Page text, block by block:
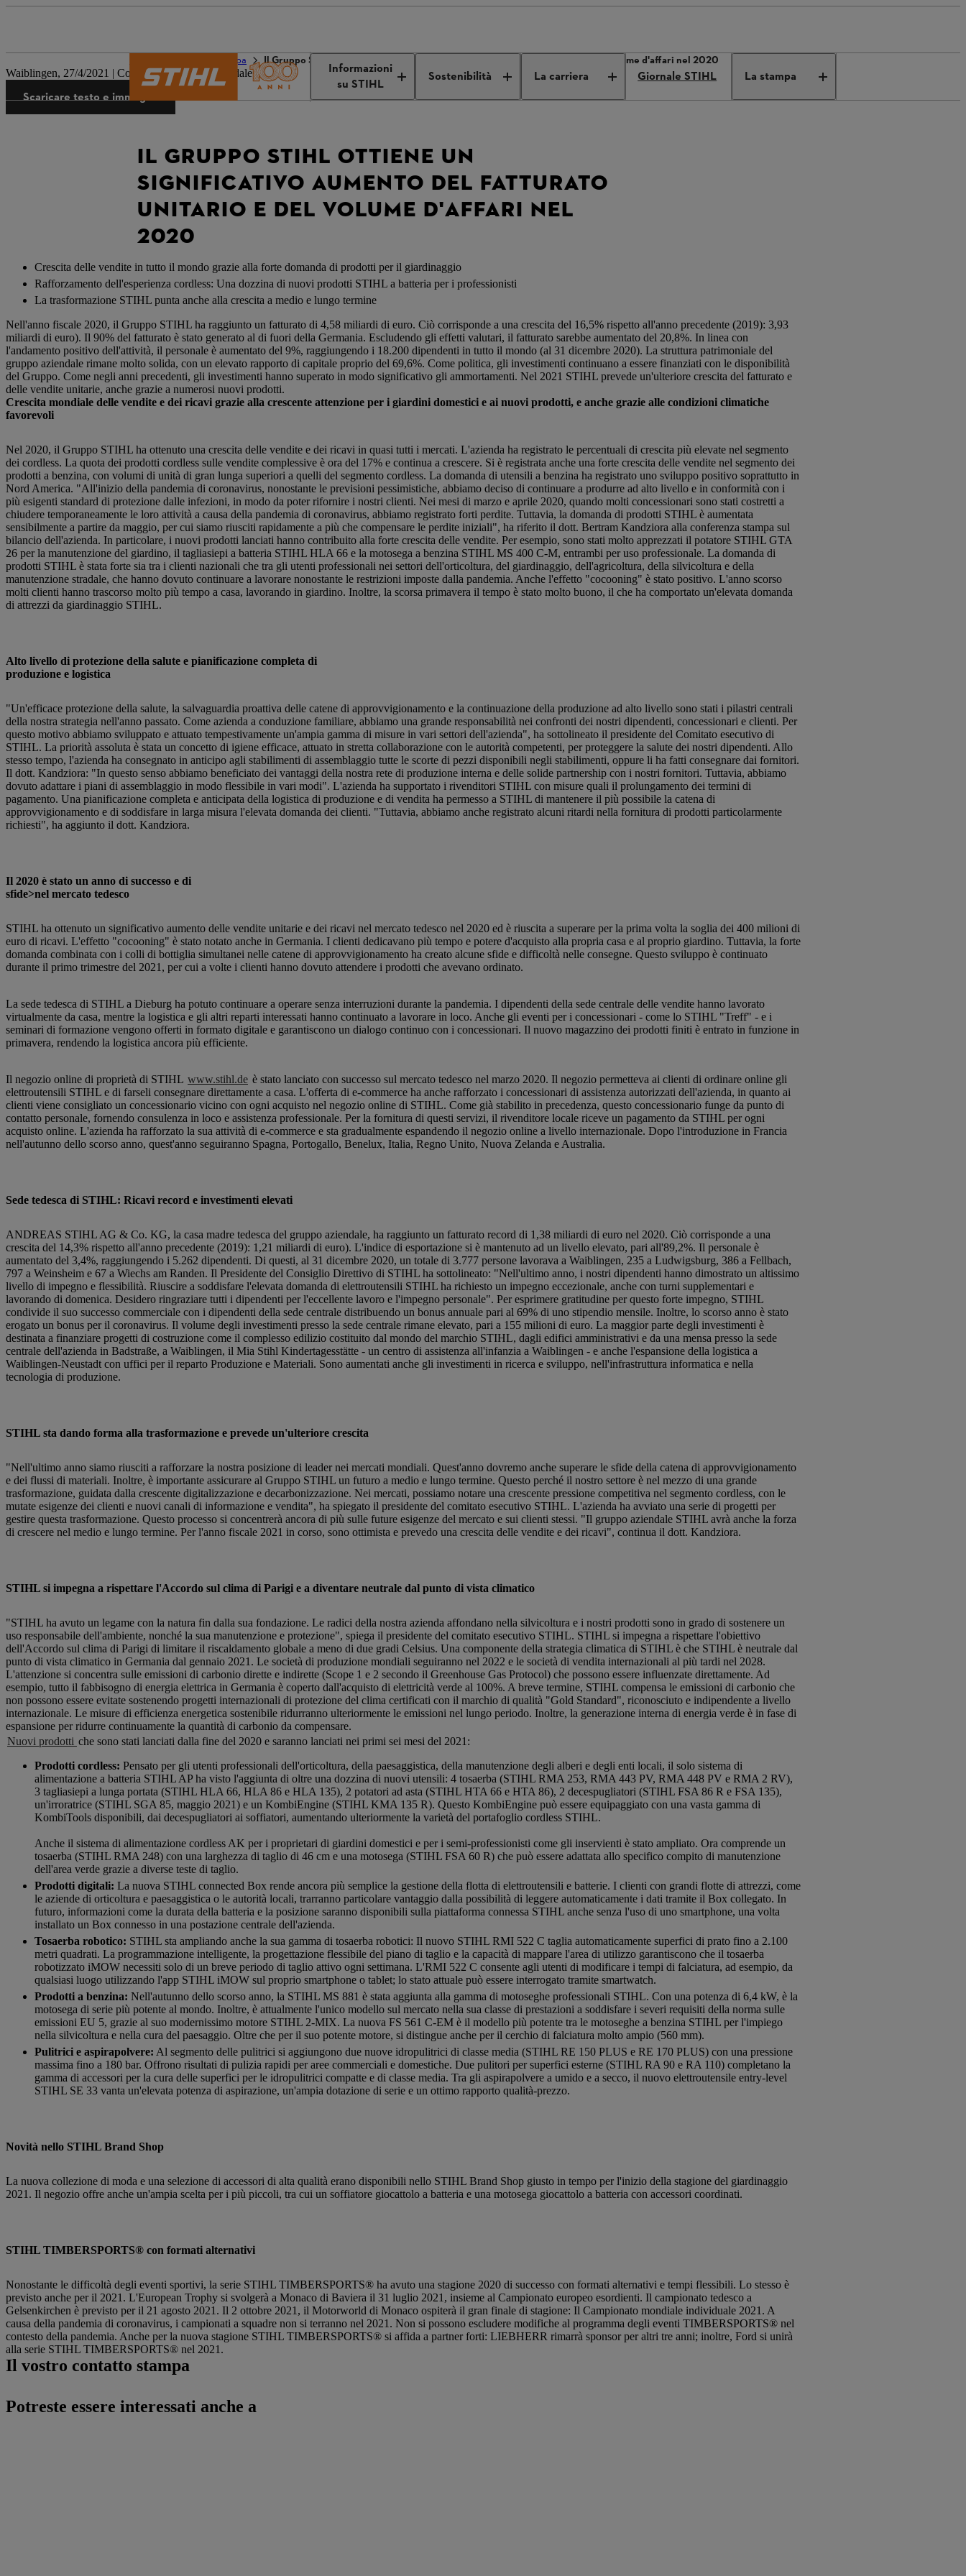
Informazioni
su STIHL
Sostenibilità La carriera Giornale STIHL La stampa
Stampa Il Gruppo STIHL ottiene un significativo aumento del fatturato unitario e del volume d'affari nel 2020
Waiblingen, 27/4/2021 | Comunicato stampa aziendale
Scaricare testo e immagini
IL GRUPPO STIHL OTTIENE UN
SIGNIFICATIVO AUMENTO DEL FATTURATO
UNITARIO E DEL VOLUME D'AFFARI NEL
2020
Crescita delle vendite in tutto il mondo grazie alla forte domanda di prodotti per il giardinaggio
Rafforzamento dell'esperienza cordless: Una dozzina di nuovi prodotti STIHL a batteria per i professionisti
La trasformazione STIHL punta anche alla crescita a medio e lungo termine
Nell'anno fiscale 2020, il Gruppo STIHL ha raggiunto un fatturato di 4,58 miliardi di euro. Ciò corrisponde a una crescita del 16,5% rispetto all'anno precedente (2019): 3,93
miliardi di euro). Il 90% del fatturato è stato generato al di fuori della Germania. Escludendo gli effetti valutari, il fatturato sarebbe aumentato del 20,8%. In linea con
l'andamento positivo dell'attività, il personale è aumentato del 9%, raggiungendo i 18.200 dipendenti in tutto il mondo (al 31 dicembre 2020). La struttura patrimoniale del
gruppo aziendale rimane molto solida, con un elevato rapporto di capitale proprio del 69,6%. Come politica, gli investimenti continuano a essere finanziati con le disponibilità
del Gruppo. Come negli anni precedenti, gli investimenti hanno superato in modo significativo gli ammortamenti. Nel 2021 STIHL prevede un'ulteriore crescita del fatturato e
delle vendite unitarie, anche grazie a numerosi nuovi prodotti.
Crescita mondiale delle vendite e dei ricavi grazie alla crescente attenzione per i giardini domestici e ai nuovi prodotti, e anche grazie alle condizioni climatiche
favorevoli
Nel 2020, il Gruppo STIHL ha ottenuto una crescita delle vendite e dei ricavi in quasi tutti i mercati. L'azienda ha registrato le percentuali di crescita più elevate nel segmento
dei cordless. La quota dei prodotti cordless sulle vendite complessive è ora del 17% e continua a crescere. Si è registrata anche una forte crescita delle vendite nel segmento dei
prodotti a benzina, con volumi di unità di gran lunga superiori a quelli del segmento cordless. La domanda di utensili a benzina ha registrato uno sviluppo positivo soprattutto in
Nord America. "All'inizio della pandemia di coronavirus, nonostante le previsioni pessimistiche, abbiamo deciso di continuare a produrre ad alto livello e in conformità con i
più esigenti standard di protezione dalle infezioni, in modo da poter rifornire i nostri clienti. Nei mesi di marzo e aprile 2020, quando molti concessionari sono stati costretti a
chiudere temporaneamente le loro attività a causa della pandemia di coronavirus, abbiamo registrato forti perdite. Tuttavia, la domanda di prodotti STIHL è aumentata
sensibilmente a partire da maggio, per cui siamo riusciti rapidamente a più che compensare le perdite iniziali", ha riferito il dott. Bertram Kandziora alla conferenza stampa sul
bilancio dell'azienda. In particolare, i nuovi prodotti lanciati hanno contribuito alla forte crescita delle vendite. Per esempio, sono stati molto apprezzati il potatore STIHL GTA
26 per la manutenzione del giardino, il tagliasiepi a batteria STIHL HLA 66 e la motosega a benzina STIHL MS 400 C-M, entrambi per uso professionale. La domanda di
prodotti STIHL è stata forte sia tra i clienti nazionali che tra gli utenti professionali nei settori dell'orticoltura, del giardinaggio, dell'agricoltura, della silvicoltura e della
manutenzione stradale, che hanno dovuto continuare a lavorare nonostante le restrizioni imposte dalla pandemia. Anche l'effetto "cocooning" è stato positivo. L'anno scorso
molti clienti hanno trascorso molto più tempo a casa, lavorando in giardino. Inoltre, la scorsa primavera il tempo è stato molto buono, il che ha comportato un'elevata domanda
di attrezzi da giardinaggio STIHL.
Alto livello di protezione della salute e pianificazione completa di
produzione e logistica
"Un'efficace protezione della salute, la salvaguardia proattiva delle catene di approvvigionamento e la continuazione della produzione ad alto livello sono stati i pilastri centrali
della nostra strategia nell'anno passato. Come azienda a conduzione familiare, abbiamo una grande responsabilità nei confronti dei nostri dipendenti, concessionari e clienti. Per
questo motivo abbiamo sviluppato e attuato tempestivamente un'ampia gamma di misure in vari settori dell'azienda", ha sottolineato il presidente del Comitato esecutivo di
STIHL. La priorità assoluta è stata un concetto di igiene efficace, attuato in stretta collaborazione con le autorità competenti, per proteggere la salute dei nostri dipendenti. Allo
stesso tempo, l'azienda ha consegnato in anticipo agli stabilimenti di assemblaggio tutte le scorte di pezzi disponibili negli stabilimenti, oppure li ha fatti consegnare dai fornitori.
Il dott. Kandziora: "In questo senso abbiamo beneficiato dei vantaggi della nostra rete di produzione interna e delle solide partnership con i nostri fornitori. Tuttavia, abbiamo
dovuto adattare i piani di assemblaggio in modo flessibile in vari modi". L'azienda ha supportato i rivenditori STIHL con misure quali il prolungamento dei termini di
pagamento. Una pianificazione completa e anticipata della logistica di produzione e di vendita ha permesso a STIHL di mantenere il più possibile la catena di
approvvigionamento e di soddisfare in larga misura l'elevata domanda dei clienti. "Tuttavia, abbiamo anche registrato alcuni ritardi nella fornitura di prodotti particolarmente
richiesti", ha aggiunto il dott. Kandziora.
Il 2020 è stato un anno di successo e di
sfide>nel mercato tedesco
STIHL ha ottenuto un significativo aumento delle vendite unitarie e dei ricavi nel mercato tedesco nel 2020 ed è riuscita a superare per la prima volta la soglia dei 400 milioni di
euro di ricavi. L'effetto "cocooning" è stato notato anche in Germania. I clienti dedicavano più tempo e potere d'acquisto alla propria casa e al proprio giardino. Tuttavia, la forte
domanda combinata con i colli di bottiglia simultanei nelle catene di approvvigionamento ha creato alcune sfide e difficoltà nelle consegne. Questo sviluppo è continuato
durante il primo trimestre del 2021, per cui a volte i clienti hanno dovuto attendere i prodotti che avevano ordinato.
La sede tedesca di STIHL a Dieburg ha potuto continuare a operare senza interruzioni durante la pandemia. I dipendenti della sede centrale delle vendite hanno lavorato
virtualmente da casa, mentre la logistica e gli altri reparti interessati hanno continuato a lavorare in loco. Anche gli eventi per i concessionari - come lo STIHL "Treff" - e i
seminari di formazione vengono offerti in formato digitale e garantiscono un dialogo continuo con i concessionari. Il nuovo magazzino dei prodotti finiti è entrato in funzione in
primavera, rendendo la logistica ancora più efficiente.
Il negozio online di proprietà di STIHL www.stihl.de è stato lanciato con successo sul mercato tedesco nel marzo 2020. Il negozio permetteva ai clienti di ordinare online gli
elettroutensili STIHL e di farseli consegnare direttamente a casa. L'offerta di e-commerce ha anche rafforzato i concessionari di assistenza autorizzati dell'azienda, in quanto ai
clienti viene consigliato un concessionario vicino con ogni acquisto nel negozio online di STIHL. Come già stabilito in precedenza, questo concessionario funge da punto di
contatto personale, fornendo consulenza in loco e assistenza professionale. Per la fornitura di questi servizi, il rivenditore locale riceve un pagamento da STIHL per ogni
acquisto online. L'azienda ha rafforzato la sua attività di e-commerce e sta gradualmente espandendo il negozio online a livello internazionale. Dopo l'introduzione in Francia
nell'autunno dello scorso anno, quest'anno seguiranno Spagna, Portogallo, Benelux, Italia, Regno Unito, Nuova Zelanda e Australia.
Sede tedesca di STIHL: Ricavi record e investimenti elevati
ANDREAS STIHL AG & Co. KG, la casa madre tedesca del gruppo aziendale, ha raggiunto un fatturato record di 1,38 miliardi di euro nel 2020. Ciò corrisponde a una
crescita del 14,3% rispetto all'anno precedente (2019): 1,21 miliardi di euro). L'indice di esportazione si è mantenuto ad un livello elevato, pari all'89,2%. Il personale è
aumentato del 3,4%, raggiungendo i 5.262 dipendenti. Di questi, al 31 dicembre 2020, un totale di 3.777 persone lavorava a Waiblingen, 235 a Ludwigsburg, 386 a Fellbach,
797 a Weinsheim e 67 a Wiechs am Randen. Il Presidente del Consiglio Direttivo di STIHL ha sottolineato: "Nell'ultimo anno, i nostri dipendenti hanno dimostrato un altissimo
livello di impegno e flessibilità. Riuscire a soddisfare l'elevata domanda di elettroutensili STIHL ha richiesto un impegno eccezionale, anche con turni supplementari e
lavorando di domenica. Desidero ringraziare tutti i dipendenti per l'eccellente lavoro e l'impegno personale". Per esprimere gratitudine per questo forte impegno, STIHL
condivide il suo successo commerciale con i dipendenti della sede centrale distribuendo un bonus annuale pari al 69% di uno stipendio mensile. Inoltre, lo scorso anno è stato
erogato un bonus per il coronavirus. Il volume degli investimenti presso la sede centrale rimane elevato, pari a 155 milioni di euro. La maggior parte degli investimenti è
destinata a finanziare progetti di costruzione come il complesso edilizio costituito dal mondo del marchio STIHL, dagli edifici amministrativi e da una mensa presso la sede
centrale dell'azienda in Badstraße, a Waiblingen, il Mia Stihl Kindertagesstätte - un centro di assistenza all'infanzia a Waiblingen - e anche l'espansione della logistica a
Waiblingen-Neustadt con uffici per il reparto Produzione e Materiali. Sono aumentati anche gli investimenti in ricerca e sviluppo, nell'infrastruttura informatica e nella
tecnologia di produzione.
STIHL sta dando forma alla trasformazione e prevede un'ulteriore crescita
"Nell'ultimo anno siamo riusciti a rafforzare la nostra posizione di leader nei mercati mondiali. Quest'anno dovremo anche superare le sfide della catena di approvvigionamento
e dei flussi di materiali. Inoltre, è importante assicurare al Gruppo STIHL un futuro a medio e lungo termine. Questo perché il nostro settore è nel mezzo di una grande
trasformazione, guidata dalla crescente digitalizzazione e decarbonizzazione. Nei mercati, possiamo notare una crescente pressione competitiva nel segmento cordless, con le
mutate esigenze dei clienti e nuovi canali di informazione e vendita", ha spiegato il presidente del comitato esecutivo STIHL. L'azienda ha avviato una serie di progetti per
gestire questa trasformazione. Questo processo si concentrerà ancora di più sulle future esigenze del mercato e sui clienti stessi. "Il gruppo aziendale STIHL avrà anche la forza
di crescere nel medio e lungo termine. Per l'anno fiscale 2021 in corso, sono ottimista e prevedo una crescita delle vendite e dei ricavi", continua il dott. Kandziora.
STIHL si impegna a rispettare l'Accordo sul clima di Parigi e a diventare neutrale dal punto di vista climatico
"STIHL ha avuto un legame con la natura fin dalla sua fondazione. Le radici della nostra azienda affondano nella silvicoltura e i nostri prodotti sono in grado di sostenere un
uso responsabile dell'ambiente, nonché la sua manutenzione e protezione", spiega il presidente del comitato esecutivo STIHL. STIHL si impegna a rispettare l'obiettivo
dell'Accordo sul clima di Parigi di limitare il riscaldamento globale a meno di due gradi Celsius. Una componente della strategia climatica di STIHL è che STIHL è neutrale dal
punto di vista climatico in Germania dal gennaio 2021. Le società di produzione mondiali seguiranno nel 2022 e le società di vendita internazionali al più tardi nel 2028.
L'attenzione si concentra sulle emissioni di carbonio dirette e indirette (Scope 1 e 2 secondo il Greenhouse Gas Protocol) che possono essere influenzate direttamente. Ad
esempio, tutto il fabbisogno di energia elettrica in Germania è coperto dall'acquisto di elettricità verde al 100%. A breve termine, STIHL compensa le emissioni di carbonio che
non possono essere evitate sostenendo progetti internazionali di protezione del clima certificati con il marchio di qualità "Gold Standard", riconosciuto e indipendente a livello
internazionale. Le misure di efficienza energetica sostenibile ridurranno ulteriormente le emissioni nel lungo periodo. Inoltre, la generazione interna di energia verde è in fase di
espansione per ridurre continuamente la quantità di carbonio da compensare.
Nuovi prodotti che sono stati lanciati dalla fine del 2020 e saranno lanciati nei primi sei mesi del 2021:
Prodotti cordless: Pensato per gli utenti professionali dell'orticoltura, della paesaggistica, della manutenzione degli alberi e degli enti locali, il solo sistema di
alimentazione a batteria STIHL AP ha visto l'aggiunta di oltre una dozzina di nuovi utensili: 4 tosaerba (STIHL RMA 253, RMA 443 PV, RMA 448 PV e RMA 2 RV),
3 tagliasiepi a lunga portata (STIHL HLA 66, HLA 86 e HLA 135), 2 potatori ad asta (STIHL HTA 66 e HTA 86), 2 decespugliatori (STIHL FSA 86 R e FSA 135),
un'irroratrice (STIHL SGA 85, maggio 2021) e un KombiEngine (STIHL KMA 135 R). Questo KombiEngine può essere equipaggiato con una vasta gamma di
KombiTools disponibili, dai decespugliatori ai soffiatori, aumentando ulteriormente la varietà del portafoglio cordless STIHL.
Anche il sistema di alimentazione cordless AK per i proprietari di giardini domestici e per i semi-professionisti come gli inservienti è stato ampliato. Ora comprende un
tosaerba (STIHL RMA 248) con una larghezza di taglio di 46 cm e una motosega (STIHL FSA 60 R) che può essere adattata allo specifico compito di manutenzione
dell'area verde grazie a diverse teste di taglio.
Prodotti digitali: La nuova STIHL connected Box rende ancora più semplice la gestione della flotta di elettroutensili e batterie. I clienti con grandi flotte di attrezzi, come
le aziende di orticoltura e paesaggistica o le autorità locali, trarranno particolare vantaggio dalla possibilità di leggere automaticamente i dati tramite il Box collegato. In
futuro, informazioni come la durata della batteria e la posizione saranno disponibili sulla piattaforma connessa STIHL anche senza l'uso di uno smartphone, una volta
installato un Box connesso in una postazione centrale dell'azienda.
Tosaerba robotico: STIHL sta ampliando anche la sua gamma di tosaerba robotici: Il nuovo STIHL RMI 522 C taglia automaticamente superfici di prato fino a 2.100
metri quadrati. La programmazione intelligente, la progettazione flessibile del piano di taglio e la capacità di mappare l'area di utilizzo garantiscono che il tosaerba
robotizzato iMOW necessiti solo di un breve periodo di taglio attivo ogni settimana. L'RMI 522 C consente agli utenti di modificare i tempi di falciatura, ad esempio, da
qualsiasi luogo utilizzando l'app STIHL iMOW sul proprio smartphone o tablet; lo stato attuale può essere interrogato tramite smartwatch.
Prodotti a benzina: Nell'autunno dello scorso anno, la STIHL MS 881 è stata aggiunta alla gamma di motoseghe professionali STIHL. Con una potenza di 6,4 kW, è la
motosega di serie più potente al mondo. Inoltre, è attualmente l'unico modello sul mercato nella sua classe di prestazioni a soddisfare i severi requisiti della norma sulle
emissioni EU 5, grazie al suo modernissimo motore STIHL 2-MIX. La nuova FS 561 C-EM è il modello più potente tra le motoseghe a benzina STIHL per l'impiego
nella silvicoltura e nella cura del paesaggio. Oltre che per il suo potente motore, si distingue anche per il cerchio di falciatura molto ampio (560 mm).
Pulitrici e aspirapolvere: Al segmento delle pulitrici si aggiungono due nuove idropulitrici di classe media (STIHL RE 150 PLUS e RE 170 PLUS) con una pressione
massima fino a 180 bar. Offrono risultati di pulizia rapidi per aree commerciali e domestiche. Due pulitori per superfici esterne (STIHL RA 90 e RA 110) completano la
gamma di accessori per la cura delle superfici per le idropulitrici compatte e di classe media. Tra gli aspirapolvere a umido e a secco, il nuovo elettroutensile entry-level
STIHL SE 33 vanta un'elevata potenza di aspirazione, un'ampia dotazione di serie e un ottimo rapporto qualità-prezzo.
Novità nello STIHL Brand Shop
La nuova collezione di moda e una selezione di accessori di alta qualità erano disponibili nello STIHL Brand Shop giusto in tempo per l'inizio della stagione del giardinaggio
2021. Il negozio offre anche un'ampia scelta per i più piccoli, tra cui un soffiatore giocattolo a batteria e una motosega giocattolo a batteria con accessori coordinati.
STIHL TIMBERSPORTS® con formati alternativi
Nonostante le difficoltà degli eventi sportivi, la serie STIHL TIMBERSPORTS® ha avuto una stagione 2020 di successo con formati alternativi e tempi flessibili. Lo stesso è
previsto anche per il 2021. L'European Trophy si svolgerà a Monaco di Baviera il 31 luglio 2021, insieme al Campionato europeo esordienti. Il campionato tedesco a
Gelsenkirchen è previsto per il 21 agosto 2021. Il 2 ottobre 2021, il Motorworld di Monaco ospiterà il gran finale di stagione: Il Campionato mondiale individuale 2021. A
causa della pandemia di coronavirus, i campionati a squadre non si terranno nel 2021. Non si possono escludere modifiche al programma degli eventi TIMBERSPORTS® nel
contesto della pandemia. Anche per la nuova stagione STIHL TIMBERSPORTS® si affida a partner forti: LIEBHERR rimarrà sponsor per altri tre anni; inoltre, Ford si unirà
alla serie STIHL TIMBERSPORTS® nel 2021.
Il vostro contatto stampa
Potreste essere interessati anche a